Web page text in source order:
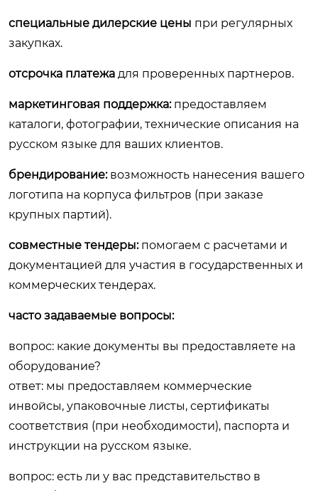
специальные дилерские цены при регулярных
закупках.
отсрочка платежа для проверенных партнеров.
маркетинговая поддержка:предоставляем
каталоги, фотографии, технические описания на
русском языке для ваших клиентов.
брендирование:возможность нанесения вашего
логотипа на корпуса фильтров (при заказе
крупных партий).
совместные тендеры:помогаем с расчетами и
документацией для участия в государственных и
коммерческих тендерах.
часто задаваемые вопросы:
вопрос: какие документы вы предоставляете на
оборудование?
ответ: мы предоставляем коммерческие
инвойсы, упаковочные листы, сертификаты
соответствия (при необходимости), паспорта и
инструкции на русском языке.
вопрос: есть ли у вас представительство в